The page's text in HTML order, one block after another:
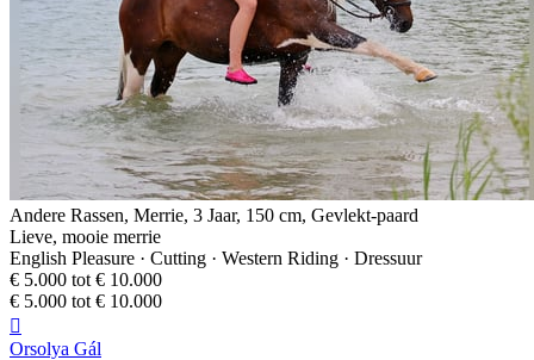
Andere Rassen, Merrie, 3 Jaar, 150 cm, Gevlekt-paard
Lieve, mooie merrie
English Pleasure · Cutting · Western Riding · Dressuur
€ 5.000 tot € 10.000
€ 5.000 tot € 10.000

Orsolya Gál